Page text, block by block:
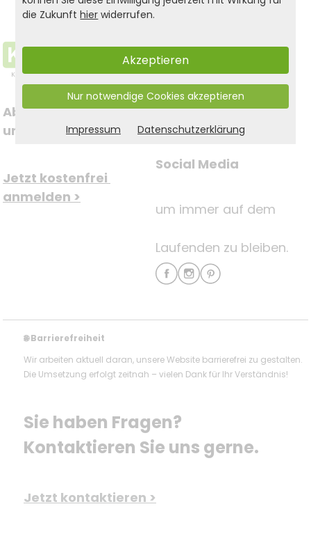
Abonnieren Sie jetzt
unseren Newsletter
Jetzt kostenfrei
anmelden >
Folgen Sie uns auf
Social Media
um immer auf dem
Laufenden zu bleiben.
🌐Barrierefreiheit
Wir arbeiten aktuell daran, unsere Website barrierefrei zu gestalten.
Die Umsetzung erfolgt zeitnah – vielen Dank für Ihr Verständnis!
Sie haben Fragen?
Kontaktieren Sie uns gerne.
Jetzt kontaktieren >
die Zukunfthier widerrufen.
Akzeptieren
Nur notwendige Cookies akzeptieren
Impressum Datenschutzerklärung